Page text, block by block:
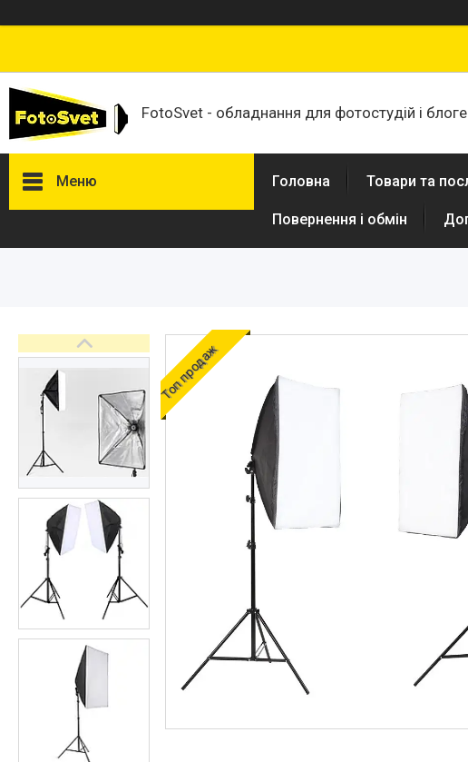
FotoSvet - обладнання для фотостудій і
Меню
Студійні парасольки
Студійне світло
Лампи для постійного та
імпульсного світла
Набори постійного світла для
фото і відео
Набори імпульсного світла
Фото відбивачі, тримачі для
відбивачів
Поворотні столики
Все для предметної зйомки
Лайтбокси, фотобокси
Кільцеві лампи, товари для
блогерів
Світлодіодні LED-панель,
відеосвітло
Підсвічування, накамерне
світло
Штативи для фотоапаратів і
Головна Товари та
Повернення і обмін
Топ продаж